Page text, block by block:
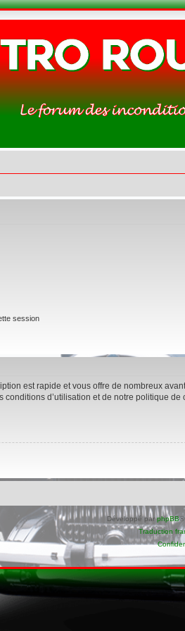
session
est rapide et vous offre de nombreux
d’utilisation et de notre politique
Développé parphpBB®
Traduction